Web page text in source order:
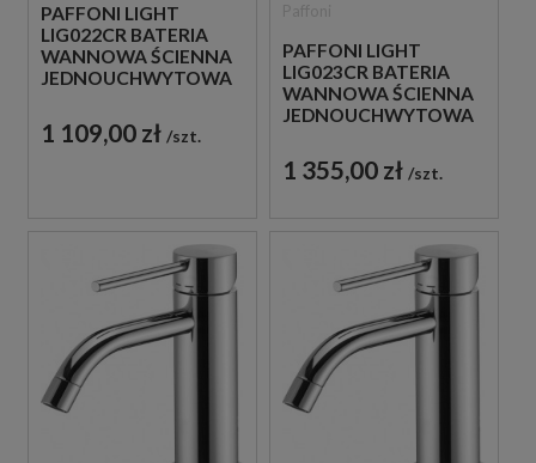
PAFFONI LIGHT
LIG022CR BATERIA
WANNOWA ŚCIENNA
JEDNOUCHWYTOWA
1 109,00 zł szt.
PAFFONI LIGHT
LIG023CR BATERIA
WANNOWA ŚCIENNA
JEDNOUCHWYTOWA
1 355,00 zł szt.